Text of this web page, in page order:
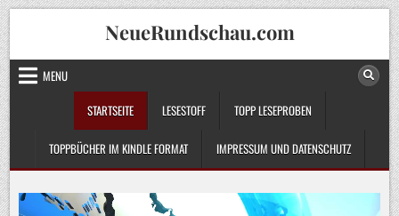
Skip
to
content
NeueRundschau.com
MENU
STARTSEITE
LESESTOFF TOPP LESEPROBEN
TOPPBÜCHER IM KINDLE FORMAT IMPRESSUM UND DATENSCHUTZ